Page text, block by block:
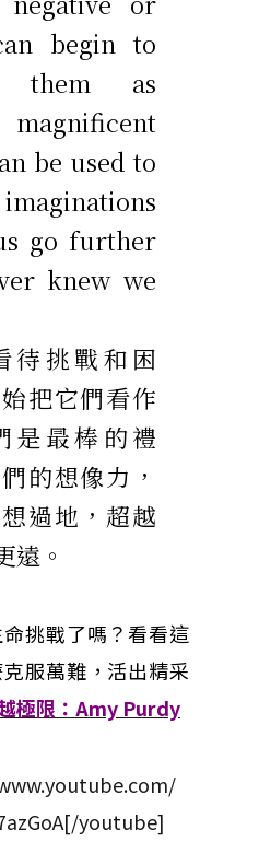
begin to
as
be used to
go further
knew we
待挑戰和困
把它們看作
是最棒的禮
的想像力，
過地，超越
遠。
挑戰了嗎？看看這
服萬難，活出精采
越極限：Amy Purdy
youtube]